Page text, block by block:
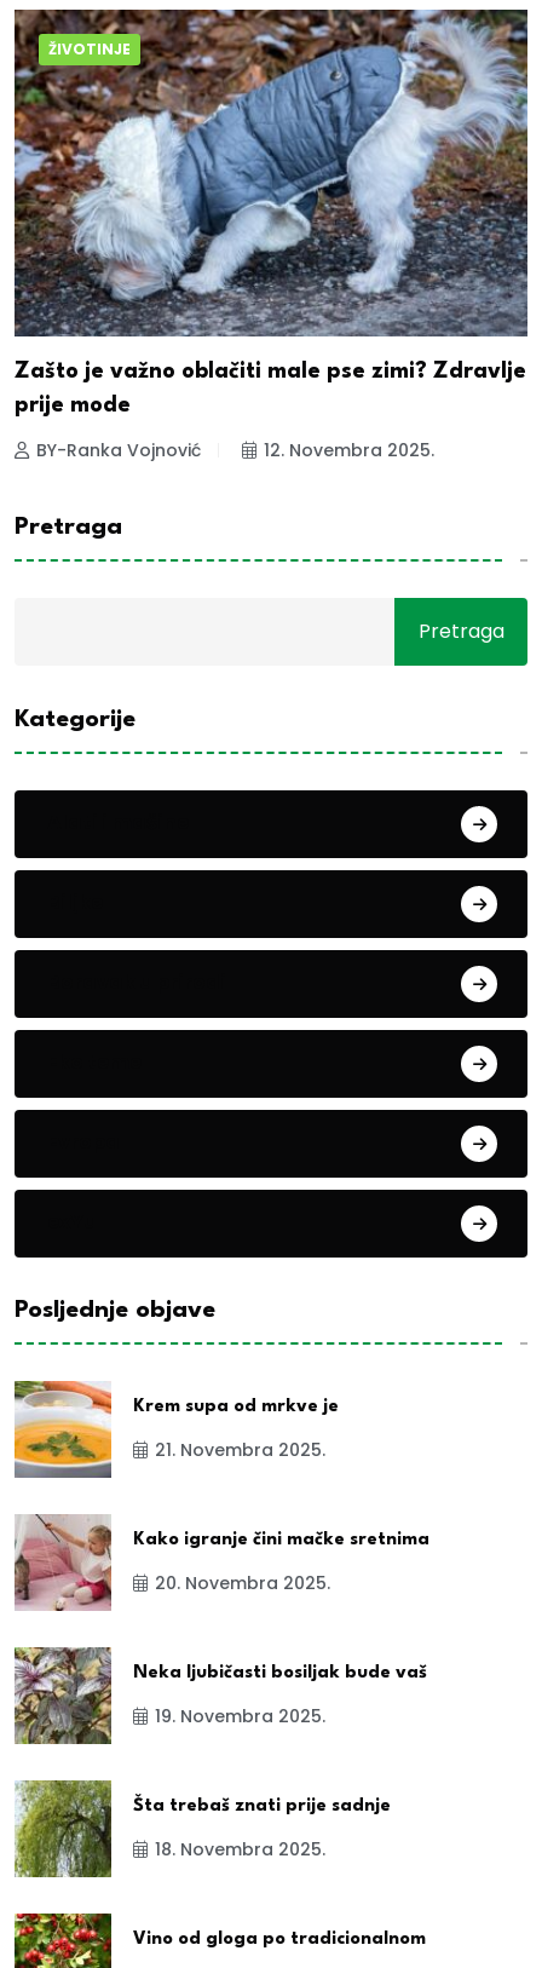
ŽIVOTINJE
Zašto je važno oblačiti male pse zimi? Zdravlje
prije mode
BY-Ranka Vojnović 12. Novembra 2025.
Pretraga
Pretraga
Kategorije
Posljednje objave
Krem supa od mrkve je
21. Novembra 2025.
Kako igranje čini mačke sretnima
20. Novembra 2025.
Neka ljubičasti bosiljak bude vaš
19. Novembra 2025.
Šta trebaš znati prije sadnje
18. Novembra 2025.
Vino od gloga po tradicionalnom